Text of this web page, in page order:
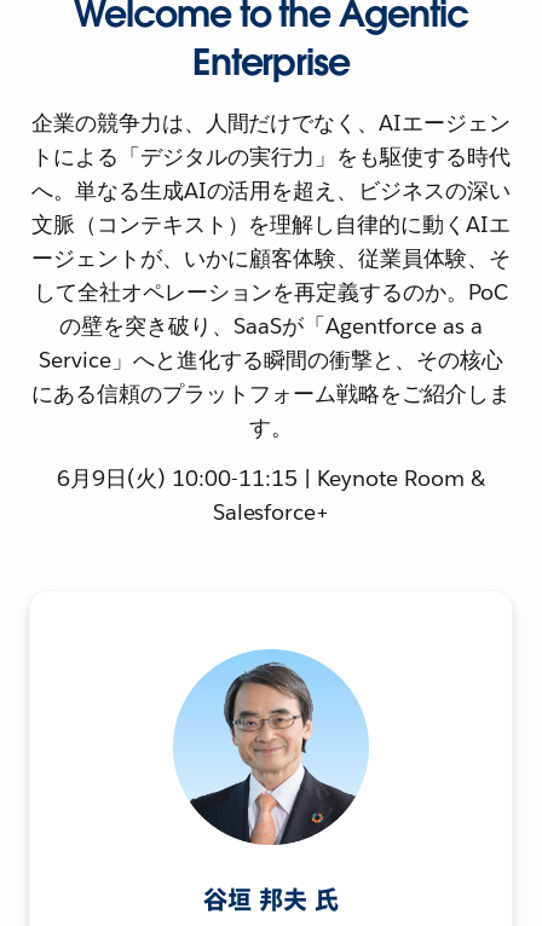
Welcome to the Agentic
Enterprise
企業の競争力は、人間だけでなく、AIエージェン
トによる「デジタルの実行力」をも駆使する時代
へ。単なる生成AIの活用を超え、ビジネスの深い
文脈（コンテキスト）を理解し自律的に動くAIエ
ージェントが、いかに顧客体験、従業員体験、そ
して全社オペレーションを再定義するのか。PoC
の壁を突き破り、SaaSが「Agentforce as a
Service」へと進化する瞬間の衝撃と、その核心
にある信頼のプラットフォーム戦略をご紹介しま
す。
6月9日(火) 10:00-11:15 | Keynote Room &
Salesforce+
谷垣 邦夫 氏